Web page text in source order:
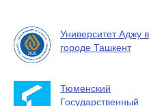
Университет Аджу в
городе Ташкент
Тюменский
Государственный